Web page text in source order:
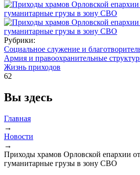
Рубрики:
Социальное служение и
Армия и правоохранительные
Жизнь приходов
62
Вы здесь
Главная
→
Новости
→
Приходы храмов Орловской епархии
гуманитарные грузы в зону СВО